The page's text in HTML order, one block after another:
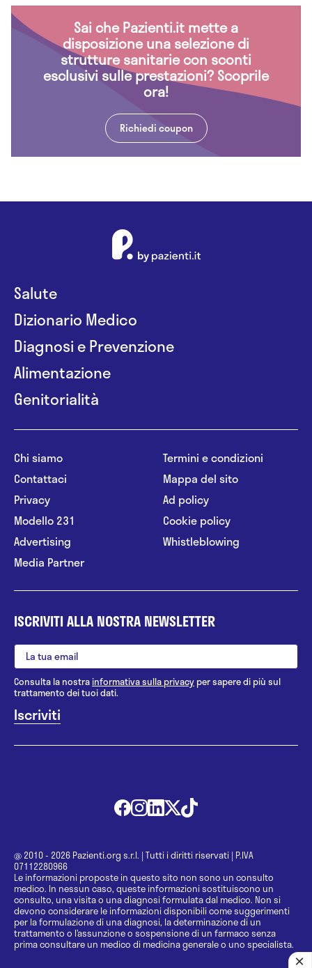
Sai che Pazienti.it mette a
disposizione una selezione di
strutture sanitarie con sconti
esclusivi sulle prestazioni? Scoprile
ora!
Richiedi coupon
Salute
Dizionario Medico
Diagnosi e Prevenzione
Alimentazione
Genitorialità
Chi siamo
Contattaci
Privacy
Modello 231
Advertising
Media Partner
Termini e condizioni
Mappa del sito
Ad policy
Cookie policy
Whistleblowing
ISCRIVITI ALLA NOSTRA NEWSLETTER
Consulta la nostrainformativa sulla privacy per sapere di più sul
trattamento dei tuoi dati.
@ 2010 - 2026 Pazienti.org s.r.l. | Tutti i diritti riservati | P.IVA
07112280966
Le informazioni proposte in questo sito non sono un consulto
medico. In nessun caso, queste informazioni sostituiscono un
consulto, una visita o una diagnosi formulata dal medico. Non si
devono considerare le informazioni disponibili come suggerimenti
per la formulazione di una diagnosi, la determinazione di un
trattamento o l’assunzione o sospensione di un farmaco senza
prima consultare un medico di medicina generale o uno specialista.